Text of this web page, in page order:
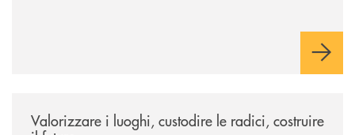
Valorizzare i luoghi, custodire le radici, costruire